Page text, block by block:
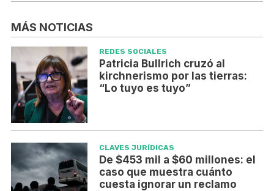
MÁS NOTICIAS
REDES SOCIALES
Patricia Bullrich cruzó al
kirchnerismo por las tierras:
“Lo tuyo es tuyo”
CLAVES JURÍDICAS
De $453 mil a $60 millones: el
caso que muestra cuánto
cuesta ignorar un reclamo